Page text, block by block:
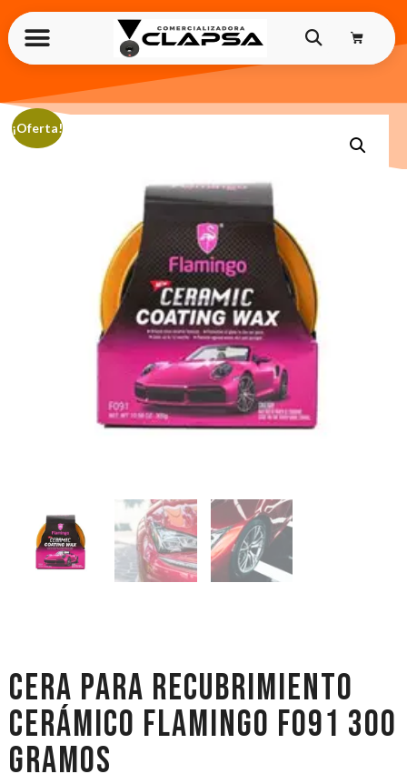
¡Oferta!
CERA PARA RECUBRIMIENTO
CERÁMICO FLAMINGO F091 300
GRAMOS